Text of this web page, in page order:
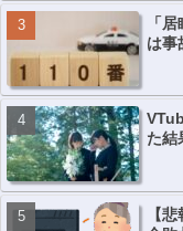
「
は事
た結
【